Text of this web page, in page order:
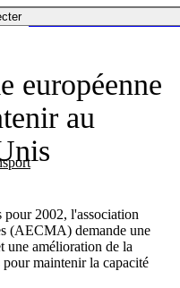
européenne
au
2002, l'association
(AECMA) demande une
une amélioration de la
pour maintenir la capacité